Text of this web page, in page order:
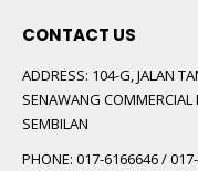
CONTACT US
ADDRESS: 104-G, JALAN
SENAWANG COMMERCIAL
SEMBILAN
PHONE: 017-6166646 /